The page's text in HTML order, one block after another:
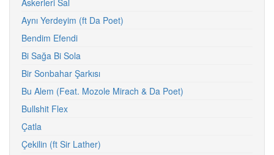
Askerleri Sal
Aynı Yerdeyim (ft Da Poet)
Bendim Efendi
Bi Sağa Bi Sola
Bir Sonbahar Şarkısı
Bu Alem (Feat. Mozole Mirach & Da Poet)
Bullshit Flex
Çatla
Çekilin (ft Sir Lather)